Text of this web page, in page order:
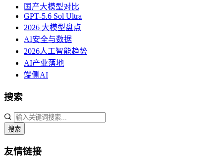
国产大模型对比
GPT‑5.6 Sol Ultra
2026 大模型盘点
AI安全与数据
2026人工智能趋势
AI产业落地
端侧AI
搜索
搜索
友情链接